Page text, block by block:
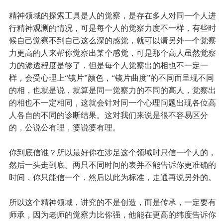
精神领域的探索工具是人的觉察，是存在多人对同一个人进
行精神观测的情况，可是每个人的觉察力度不一样，有些时
候自己觉察不到自己这么深的感觉，就可以请另外一个觉察
力更高的人来帮你觉察出某个感觉，可是那个高人虽然觉察
力的渗透程度是够了，但是每个人觉察出的相也不一定一
样，会受心理上“镜片”颜色，“镜片曲度”的不同而呈现不同
的相，也就是说，就算是同一觉察力的不同的高人，觉察出
的相也不一定相同，这就会针对同一个心理问题出现各位高
人各自的不同的诊断结果。这对我们来说是很不容易区分
的，公说公有理，婆说婆有理。
你到底信谁？所以最好你在涉足这个领域时只信一个人的，
然后一头走到底。两只不同时间的表并不能告诉你更准确的
时间，你只能信一个，然后以此为标准，走通再说另外的。
所以这个精神领域，讲究的不是创造，而是传承，一定要有
师承，因为老师的觉察力比你强，他能在更高的纬度告诉你